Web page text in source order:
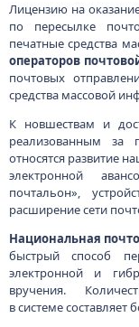
Лицензию на
по пересылке
печатные средства
операторов
почтовых
средства массовой
К новшествам и
реализованным за
относятся развитие
электронной
почтальон»,
расширение сети
Национальная
быстрый способ
электронной и
вручения.
в системе составляет